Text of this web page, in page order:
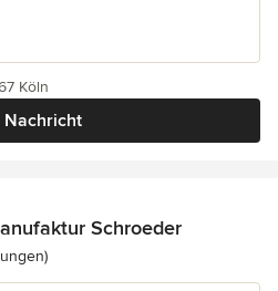
Nachricht
Köln
Schroeder
5 von 5 Sternen